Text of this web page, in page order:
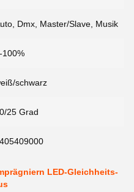
Dmx, Master/Slave, Musik
100%
schwarz
25 Grad
LED-Gleichheits-